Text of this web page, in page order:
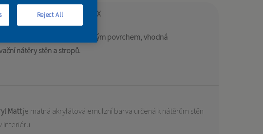
pro tónovací systém DULUX
emulze na vodní bázi s matným povrchem, vhodná
nátěry stěn a stropů.
Mattje matná akrylátová emulzní barva určená k nátěrům stěn
interiéru.
Reject All